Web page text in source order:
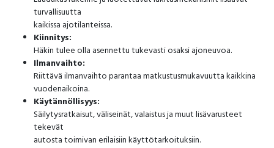
turvallisuutta
kaikissa ajotilanteissa.
Kiinnitys:
Häkin tulee olla asennettu tukevasti osaksi ajoneuvoa.
Ilmanvaihto:
Riittävä ilmanvaihto parantaa matkustusmukavuutta kaikkina
vuodenaikoina.
Käytännöllisyys:
Säilytysratkaisut, väliseinät, valaistus ja muut lisävarusteet
tekevät
autosta toimivan erilaisiin käyttötarkoituksiin.